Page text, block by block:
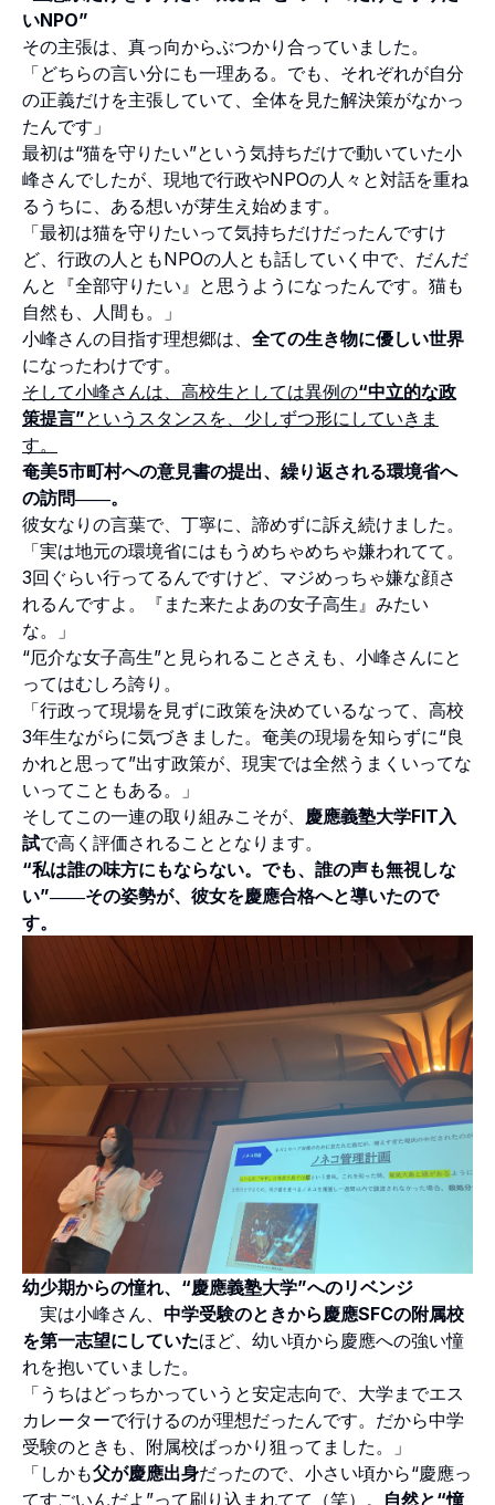
いNPO”
その主張は、真っ向からぶつかり合っていました。
「どちらの言い分にも一理ある。でも、それぞれが自分
の正義だけを主張していて、全体を見た解決策がなかっ
たんです」
最初は“猫を守りたい”という気持ちだけで動いていた小
峰さんでしたが、現地で行政やNPOの人々と対話を重ね
るうちに、ある想いが芽生え始めます。
「最初は猫を守りたいって気持ちだけだったんですけ
ど、行政の人ともNPOの人とも話していく中で、だんだ
んと『全部守りたい』と思うようになったんです。猫も
自然も、人間も。」
小峰さんの目指す理想郷は、 全ての生き物に優しい世界
になったわけです。
そして小峰さんは、高校生としては異例の“中立的な政
策提言”というスタンスを、少しずつ形にしていきま
す。
奄美5市町村への意見書の提出、繰り返される環境省へ
の訪問――。
彼女なりの言葉で、丁寧に、諦めずに訴え続けました。
「実は地元の環境省にはもうめちゃめちゃ嫌われてて。
3回ぐらい行ってるんですけど、マジめっちゃ嫌な顔さ
れるんですよ。『また来たよあの女子高生』みたい
な。」
“厄介な女子高生”と見られることさえも、小峰さんにと
ってはむしろ誇り。
「行政って現場を見ずに政策を決めているなって、高校
3年生ながらに気づきました。奄美の現場を知らずに“良
かれと思って”出す政策が、現実では全然うまくいってな
いってこともある。」
そしてこの一連の取り組みこそが、 慶應義塾大学FIT入
試で高く評価されることとなります。
“私は誰の味方にもならない。でも、誰の声も無視しな
い”――その姿勢が、彼女を慶應合格へと導いたので
す。
幼少期からの憧れ、“慶應義塾大学”へのリベンジ
実は小峰さん、 中学受験のときから慶應SFCの附属校
を第一志望にしていたほど、幼い頃から慶應への強い憧
れを抱いていました。
「うちはどっちかっていうと安定志向で、大学までエス
カレーターで行けるのが理想だったんです。だから中学
受験のときも、附属校ばっかり狙ってました。」
「しかも父が慶應出身だったので、小さい頃から“慶應っ
てすごいんだよ”って刷り込まれてて（笑）。 自然と“憧